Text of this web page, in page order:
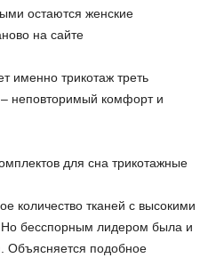
остаются женские
на сайте
именно трикотаж треть
неповторимый комфорт и
для сна трикотажные
количество тканей с высокими
Но бесспорным лидером была и
Объясняется подобное